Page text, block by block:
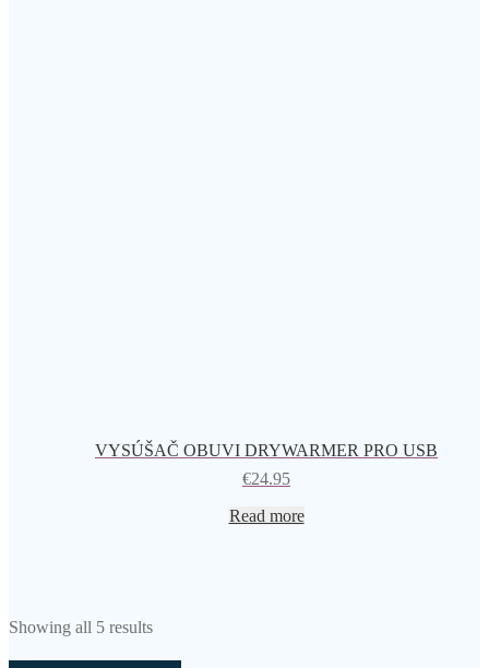
VYSÚŠAČ OBUVI DRYWARMER PRO USB
€24.95
Read more
Showing all 5 results